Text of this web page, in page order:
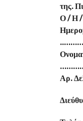
της.
Ο / Η /
Αρ.